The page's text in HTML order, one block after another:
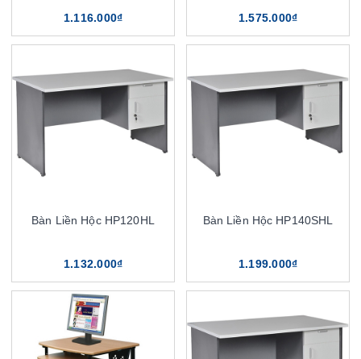
1.116.000₫ 1.575.000₫
Bàn Liền Hộc HP120HL
1.132.000₫
Bàn Liền Hộc HP140SHL
1.199.000₫